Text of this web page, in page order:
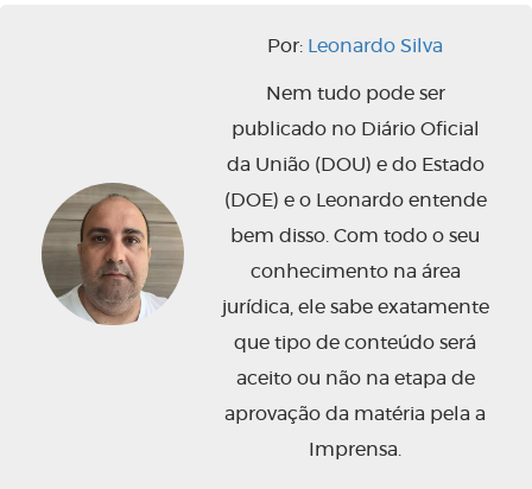
Por: Leonardo Silva
Nem tudo pode ser
publicado no Diário Oficial
da União (DOU) e do Estado
(DOE) e o Leonardo entende
bem disso. Com todo o seu
conhecimento na área
jurídica, ele sabe exatamente
que tipo de conteúdo será
aceito ou não na etapa de
aprovação da matéria pela a
Imprensa.